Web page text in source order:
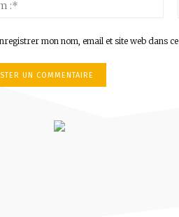
mon nom, email et site web dans